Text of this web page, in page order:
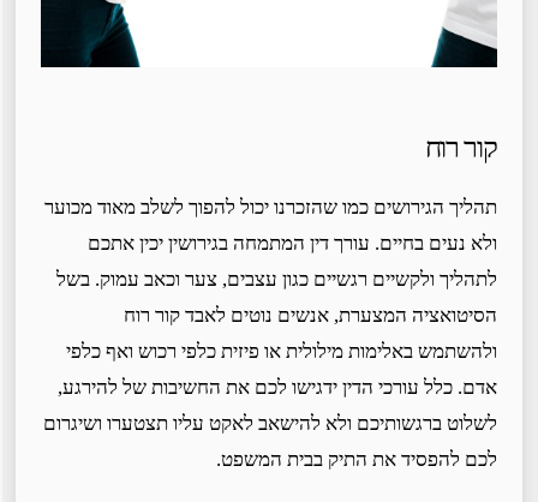
קור רוח
תהליך הגירושים כמו שהזכרנו יכול להפוך לשלב מאוד מכוער
ולא נעים בחיים. עורך דין המתמחה בגירושין יכין אתכם
לתהליך ולקשיים רגשיים כגון עצבים, צער וכאב עמוק. בשל
הסיטואציה המצערת, אנשים נוטים לאבד קור רוח
ולהשתמש באלימות מילולית או פיזית כלפי רכוש ואף כלפי
אדם. כלל עורכי הדין ידגישו לכם את החשיבות של להירגע,
לשלוט ברגשותיכם ולא להישאב לאקט עליו תצטערו ושיגרום
לכם להפסיד את התיק בבית המשפט.